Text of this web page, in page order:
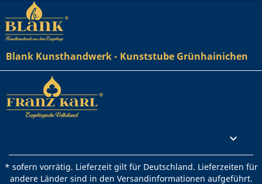
Blank Kunsthandwerk - Kunststube Grünhainichen

* sofern vorrätig. Lieferzeit gilt für Deutschland. Lieferzeiten für
andere Länder sind in den Versandinformationen aufgeführt.